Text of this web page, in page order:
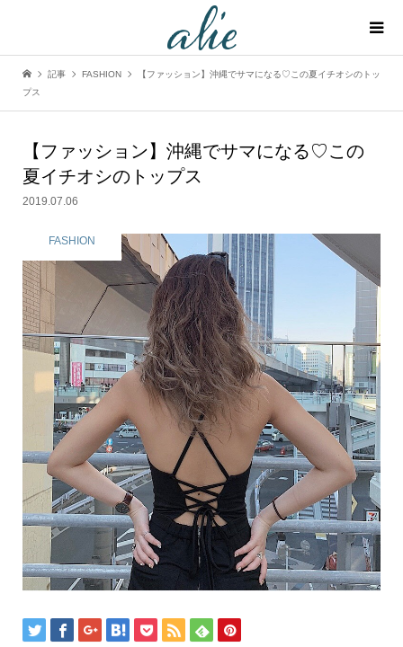
記事 FASHION
【ファッション】沖縄でサマになる♡この夏イチオシのトッ
プス
【ファッション】沖縄でサマになる♡この
夏イチオシのトップス
2019.07.06
FASHION